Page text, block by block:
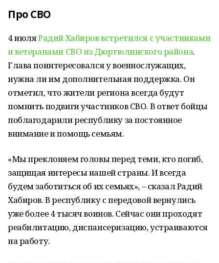
Про СВО
4 июляРадий Хабиров встретился с участниками
и ветеранами СВО из Дюртюлинского района.
Глава поинтересовался у военнослужащих,
нужна ли им дополнительная поддержка. Он
отметил, что жители региона всегда будут
помнить подвиги участников СВО. В ответ бойцы
поблагодарили республику за постоянное
внимание и помощь семьям.
«Мы преклоняем головы перед теми, кто погиб,
защищая интересы нашей страны. И всегда
будем заботиться об их семьях», – сказал Радий
Хабиров. В республику с передовой вернулись
уже более 4 тысяч воинов. Сейчас они проходят
реабилитацию, диспансеризацию, устраиваются
на работу.